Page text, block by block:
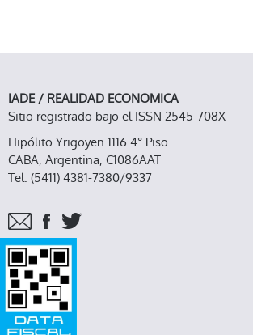
IADE / REALIDAD ECONOMICA
Sitio registrado bajo el ISSN 2545-708X
Hipólito Yrigoyen 1116 4° Piso
CABA, Argentina, C1086AAT
Tel. (5411) 4381-7380/9337